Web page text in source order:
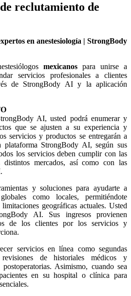
reclutamiento de
en anestesiología | StrongBody
mexicanos para unirse a
servicios profesionales a clientes
de StrongBody AI y la aplicación
AI, usted podrá enumerar y
que se ajusten a su experiencia y
servicios y productos se entregarán a
StrongBody AI, según sus
los servicios deben cumplir con las
distintos mercados, así como con las
y soluciones para ayudarte a
como locales, permitiéndote
geográficas actuales. Usted
AI. Sus ingresos provienen
de los clientes por los servicios y
servicios en línea como segundas
revisiones de historiales médicos y
Asimismo, cuando sea
en su hospital o clínica para